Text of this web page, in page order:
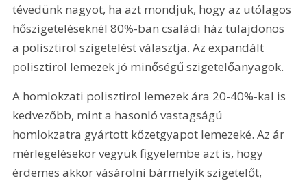
tévedünk nagyot, ha azt mondjuk, hogy az utólagos
hőszigeteléseknél 80%-ban családi ház tulajdonos
a polisztirol szigetelést választja. Az expandált
polisztirol lemezek jó minőségű szigetelőanyagok.
A homlokzati polisztirol lemezek ára 20-40%-kal is
kedvezőbb, mint a hasonló vastagságú
homlokzatra gyártott kőzetgyapot lemezeké. Az ár
mérlegelésekor vegyük figyelembe azt is, hogy
érdemes akkor vásárolni bármelyik szigetelőt,